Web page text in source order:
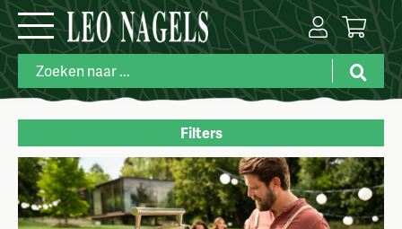
Filters
Merk
Categorie